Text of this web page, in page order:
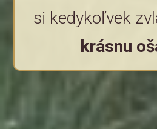
si kedykoľvek
krásnu